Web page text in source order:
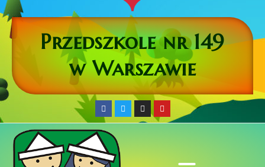
Przedszkole nr 149
w Warszawie